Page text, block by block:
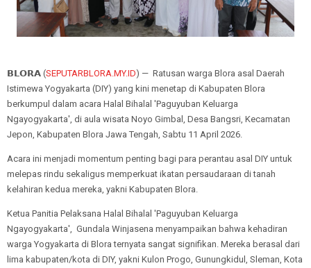
𝗕𝗟𝗢𝗥𝗔 (SEPUTARBLORA.MY.ID) — Ratusan warga Blora asal Daerah
Istimewa Yogyakarta (DIY) yang kini menetap di Kabupaten Blora
berkumpul dalam acara Halal Bihalal 'Paguyuban Keluarga
Ngayogyakarta', di aula wisata Noyo Gimbal, Desa Bangsri, Kecamatan
Jepon, Kabupaten Blora Jawa Tengah, Sabtu 11 April 2026.
Acara ini menjadi momentum penting bagi para perantau asal DIY untuk
melepas rindu sekaligus memperkuat ikatan persaudaraan di tanah
kelahiran kedua mereka, yakni Kabupaten Blora.
Ketua Panitia Pelaksana Halal Bihalal 'Paguyuban Keluarga
Ngayogyakarta', Gundala Winjasena menyampaikan bahwa kehadiran
warga Yogyakarta di Blora ternyata sangat signifikan. Mereka berasal dari
lima kabupaten/kota di DIY, yakni Kulon Progo, Gunungkidul, Sleman, Kota